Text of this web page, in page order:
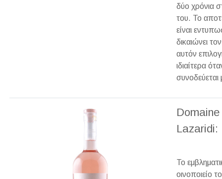
δύο χρόνια
του. Το
είναι
δικαιώνει
αυτόν
ιδιαίτερα
Lazaridi:
Το
οινοποιείο